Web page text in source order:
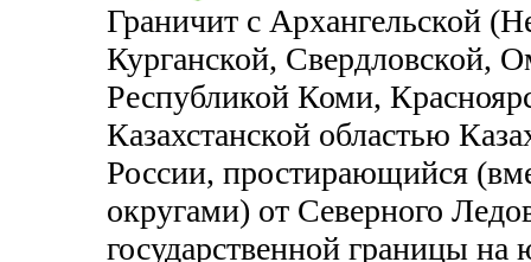
Граничит с Архангельской
Курганской, Свердловской,
Республикой Коми,
Казахстанской областью
России, простирающийся
округами) от Северного
государственной границы на